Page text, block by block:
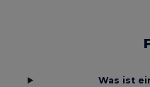
Was ist